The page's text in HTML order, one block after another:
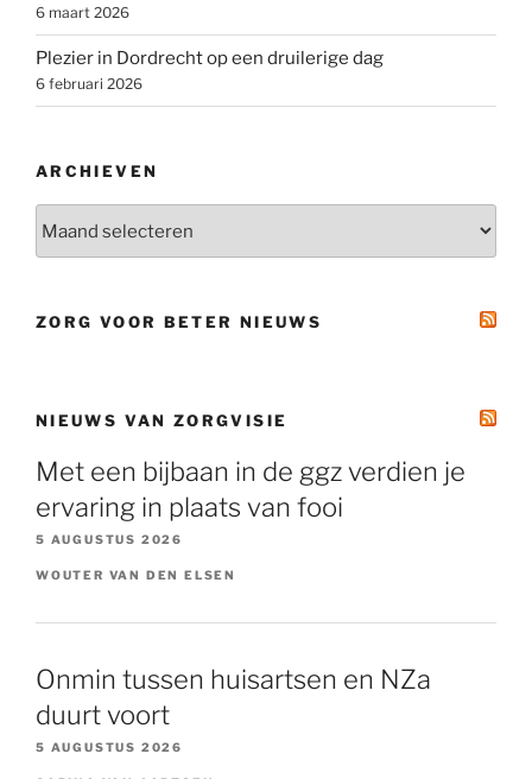
6 maart 2026
Plezier in Dordrecht op een druilerige dag
6 februari 2026
ARCHIEVEN
ZORG VOOR BETER NIEUWS
NIEUWS VAN ZORGVISIE
Met een bijbaan in de ggz verdien je
ervaring in plaats van fooi
5 AUGUSTUS 2026
WOUTER VAN DEN ELSEN
Onmin tussen huisartsen en NZa
duurt voort
5 AUGUSTUS 2026